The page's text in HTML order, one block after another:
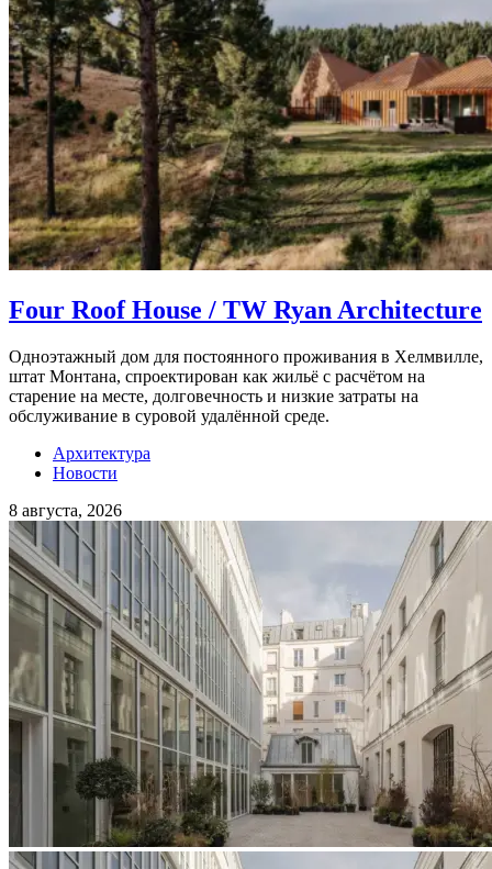
Four Roof House / TW Ryan Architecture
Одноэтажный дом для постоянного проживания в Хелмвилле,
штат Монтана, спроектирован как жильё с расчётом на
старение на месте, долговечность и низкие затраты на
обслуживание в суровой удалённой среде.
Архитектура
Новости
8 августа, 2026